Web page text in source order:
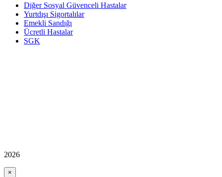
Diğer Sosyal Güvenceli Hastalar
Yurtdışı Sigortalılar
Emekli Sandığı
Ücretli Hastalar
SGK
2026
×